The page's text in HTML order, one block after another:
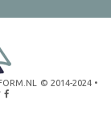
© 2014-2024 •